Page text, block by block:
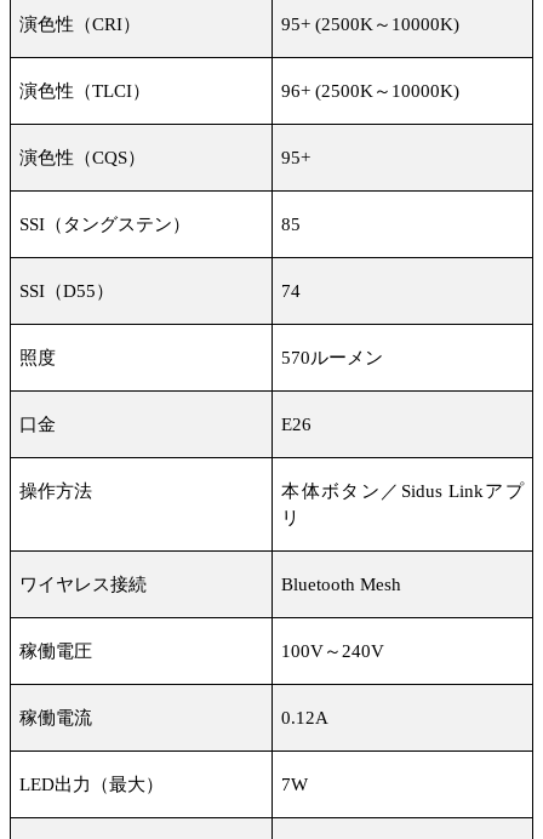
演色性（CRI） 95+ (2500K ～ 10000K)
演色性（TLCI） 96+ (2500K ～ 10000K)
演色性（CQS） 95+
SSI （タングステン） 85
SSI （D55） 74
照度 570ルーメン
口金 E26
操作方法 本体ボタン／ Sidus Linkアプ
リ
ワイヤレス接続 Bluetooth Mesh
稼働電圧 100V～ 240V
稼働電流 0.12A
LED出力（最大） 7W